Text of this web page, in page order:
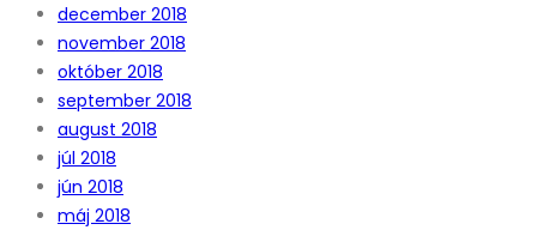
december 2018
november 2018
október 2018
september 2018
august 2018
júl 2018
jún 2018
máj 2018